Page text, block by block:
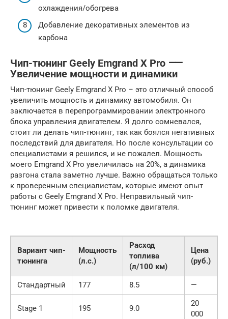
охлаждения/обогрева
Добавление декоративных элементов из
карбона
Чип-тюнинг Geely Emgrand X Pro ⸺
Увеличение мощности и динамики
Чип-тюнинг Geely Emgrand X Pro – это отличный способ
увеличить мощность и динамику автомобиля. Он
заключается в перепрограммировании электронного
блока управления двигателем. Я долго сомневался,
стоит ли делать чип-тюнинг, так как боялся негативных
последствий для двигателя. Но после консультации со
специалистами я решился, и не пожалел. Мощность
моего Emgrand X Pro увеличилась на 20%, а динамика
разгона стала заметно лучше. Важно обращаться только
к проверенным специалистам, которые имеют опыт
работы с Geely Emgrand X Pro. Неправильный чип-
тюнинг может привести к поломке двигателя.
Вариант чип-
тюнинга
Мощность
(л.с.)
Расход
топлива
(л/100 км)
Цена
(руб.)
Стандартный 177 8.5 —
Stage 1 195 9.0
20
000